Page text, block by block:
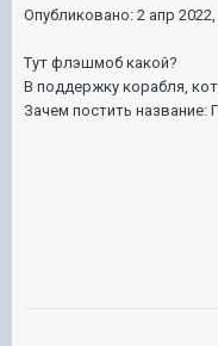
Опубликовано: 2 апр 2022,
Тут флэшмоб какой?
В поддержку корабля,
Зачем постить название: